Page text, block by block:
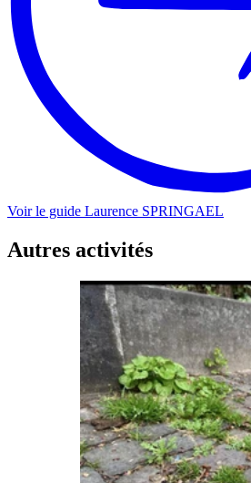
Voir le guide Laurence SPRINGAEL
Autres activités